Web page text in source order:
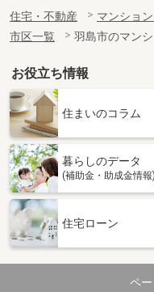
住宅・不動産 マンショ
市区一覧
羽島市のマン
お役立ち情報
住まいのコラム
暮らしのデータ
(補助金・助成金情報)
住宅ローン
ペ